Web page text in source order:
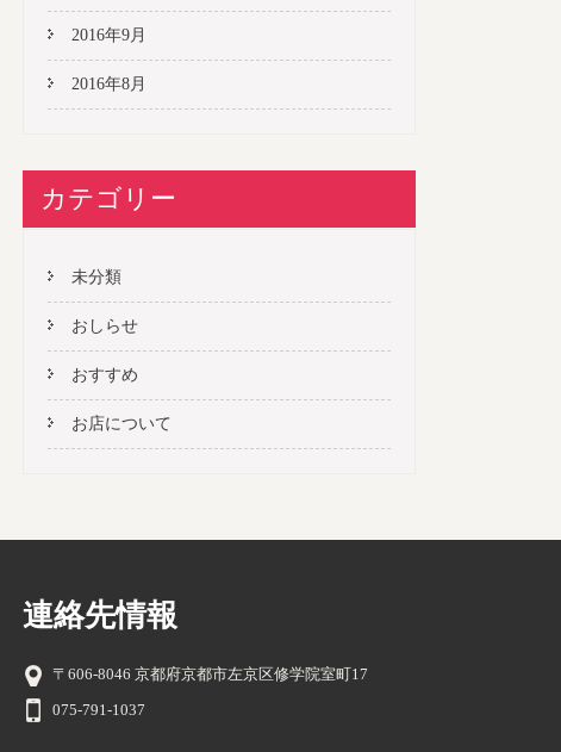
2016年9月
2016年8月
カテゴリー
未分類
おしらせ
おすすめ
お店について
連絡先情報
〒606-8046 京都府京都市左京区修学院室町17
075-791-1037